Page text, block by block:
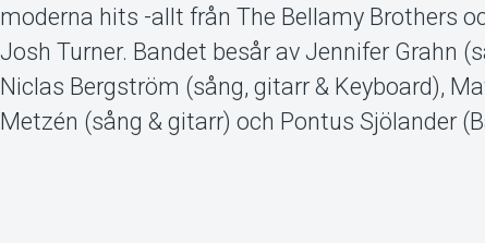
moderna hits -allt från The Bellamy Brothers
Josh Turner. Bandet besår av Jennifer Grahn
Niclas Bergström (sång, gitarr & Keyboard),
Metzén (sång & gitarr) och Pontus Sjölander